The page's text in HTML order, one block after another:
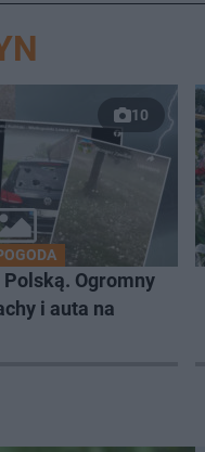
10
Polską. Ogromny
i auta na